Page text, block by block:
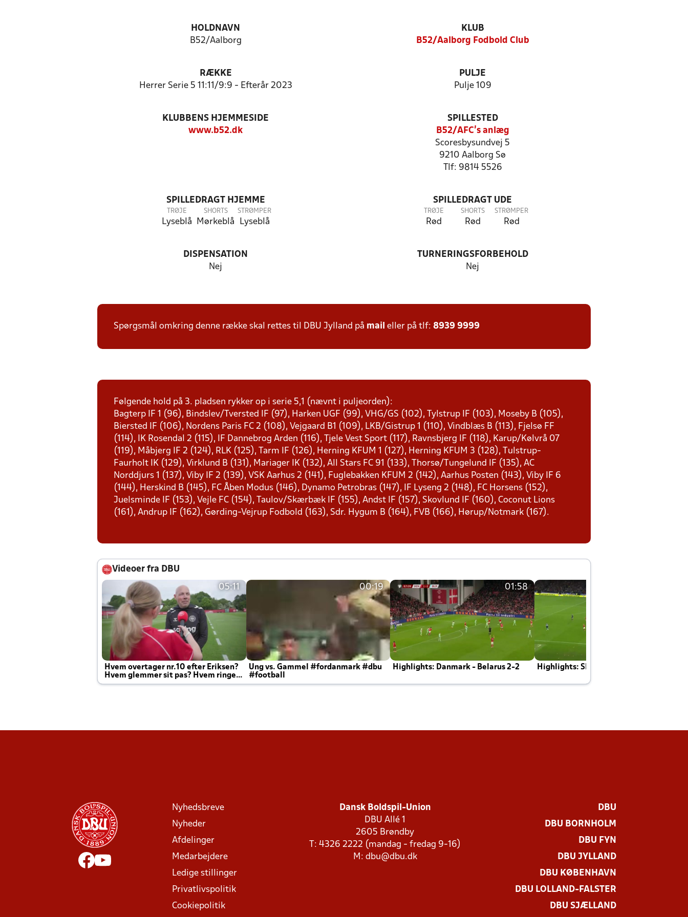
HOLDNAVN
B52/Aalborg
KLUB
B52/Aalborg Fodbold Club
RÆKKE
Herrer Serie 5 11:11/9:9 - Efterår 2023
PULJE
Pulje 109
KLUBBENS HJEMMESIDE
www.b52.dk
SPILLESTED
B52/AFC’s anlæg
Scoresbysundvej 5
9210 Aalborg Sø
Tlf: 9814 5526
SPILLEDRAGT HJEMME
TRØJE
Lyseblå
SHORTS
Mørkeblå
STRØMPER
Lyseblå
SPILLEDRAGT UDE
TRØJE
Rød
SHORTS
Rød
STRØMPER
Rød
DISPENSATION
Nej
TURNERINGSFORBEHOLD
Nej
Spørgsmål omkring denne række skal rettes til DBU Jylland på mail eller på tlf: 8939 9999
Følgende hold på 3. pladsen rykker op i serie 5,1 (nævnt i puljeorden):
Bagterp IF 1 (96), Bindslev/Tversted IF (97), Harken UGF (99), VHG/GS (102), Tylstrup IF (103), Moseby B (105),
Biersted IF (106), Nordens Paris FC 2 (108), Vejgaard B1 (109), LKB/Gistrup 1 (110), Vindblæs B (113), Fjelsø FF
(114), IK Rosendal 2 (115), IF Dannebrog Arden (116), Tjele Vest Sport (117), Ravnsbjerg IF (118), Karup/Kølvrå 07
(119), Måbjerg IF 2 (124), RLK (125), Tarm IF (126), Herning KFUM 1 (127), Herning KFUM 3 (128), Tulstrup-
Faurholt IK (129), Virklund B (131), Mariager IK (132), All Stars FC 91 (133), Thorsø/Tungelund IF (135), AC
Norddjurs 1 (137), Viby IF 2 (139), VSK Aarhus 2 (141), Fuglebakken KFUM 2 (142), Aarhus Posten (143), Viby IF 6
(144), Herskind B (145), FC Åben Modus (146), Dynamo Petrobras (147), IF Lyseng 2 (148), FC Horsens (152),
Juelsminde IF (153), Vejle FC (154), Taulov/Skærbæk IF (155), Andst IF (157), Skovlund IF (160), Coconut Lions
(161), Andrup IF (162), Gørding-Vejrup Fodbold (163), Sdr. Hygum B (164), FVB (166), Hørup/Notmark (167).
Videoer fra DBU
05:11
Hvem overtager nr.10 efter Eriksen?
Hvem glemmer sit pas? Hvem ringer
Joachim altid til efter kampe?
00:19
Ung vs. Gammel #fordanmark #dbu
#football
01:58
Highlights: Danmark - Belarus 2-2 Highlights: Skotland - Danmark 4-2
Nyhedsbreve
Nyheder
Afdelinger
Medarbejdere
Ledige stillinger
Privatlivspolitik
Cookiepolitik
Dansk Boldspil-Union
DBU Allé 1
2605 Brøndby
T: 4326 2222 (mandag - fredag 9-16)
M: dbu@dbu.dk
DBU
DBU BORNHOLM
DBU FYN
DBU JYLLAND
DBU KØBENHAVN
DBU LOLLAND-FALSTER
DBU SJÆLLAND